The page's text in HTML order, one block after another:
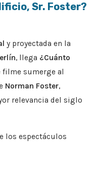
Sr. Foster?
y proyectada en la
, llega ¿Cuánto
filme sumerge al
Norman Foster,
relevancia del siglo
los espectáculos